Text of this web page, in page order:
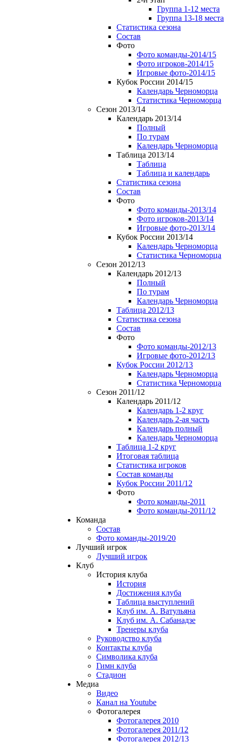
Группа 1-12 места
Группа 13-18 места
Статистика сезона
Состав
Фото
Фото команды-2014/15
Фото игроков-2014/15
Игровые фото-2014/15
Кубок России 2014/15
Календарь Черноморца
Статистика Черноморца
Сезон 2013/14
Календарь 2013/14
Полный
По турам
Календарь Черноморца
Таблица 2013/14
Таблица
Таблица и календарь
Статистика сезона
Состав
Фото
Фото команды-2013/14
Фото игроков-2013/14
Игровые фото-2013/14
Кубок России 2013/14
Календарь Черноморца
Статистика Черноморца
Сезон 2012/13
Календарь 2012/13
Полный
По турам
Календарь Черноморца
Таблица 2012/13
Статистика сезона
Состав
Фото
Фото команды-2012/13
Игровые фото-2012/13
Кубок России 2012/13
Календарь Черноморца
Статистика Черноморца
Сезон 2011/12
Календарь 2011/12
Календарь 1-2 круг
Календарь 2-ая часть
Календарь полный
Календарь Черноморца
Таблица 1-2 круг
Итоговая таблица
Статистика игроков
Состав команды
Кубок России 2011/12
Фото
Фото команды-2011
Фото команды-2011/12
Команда
Состав
Фото команды-2019/20
Лучший игрок
Лучший игрок
Клуб
История клуба
История
Достижения клуба
Таблица выступлений
Клуб им. А. Ватульяна
Клуб им. А. Сабанадзе
Тренеры клуба
Руководство клуба
Контакты клуба
Символика клуба
Гимн клуба
Стадион
Медиа
Видео
Канал на Youtube
Фотогалерея
Фотогалерея 2010
Фотогалерея 2011/12
Фотогалерея 2012/13